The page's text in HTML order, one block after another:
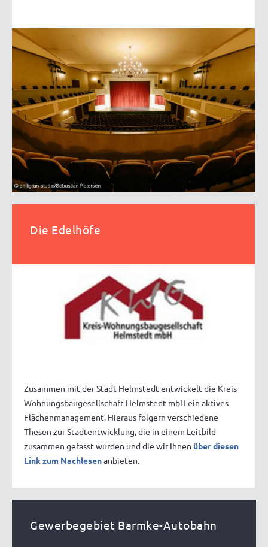
Die Edelhöfe
Zusammen mit der Stadt Helmstedt entwickelt die Kreis-
Wohnungsbaugesellschaft Helmstedt mbH ein aktives
Flächenmanagement. Hieraus folgern verschiedene
Thesen zur Stadtentwicklung, die in einem Leitbild
zusammen gefasst wurden und die wir Ihnen über diesen
Link zum Nachlesenanbieten.
Gewerbegebiet Barmke-Autobahn